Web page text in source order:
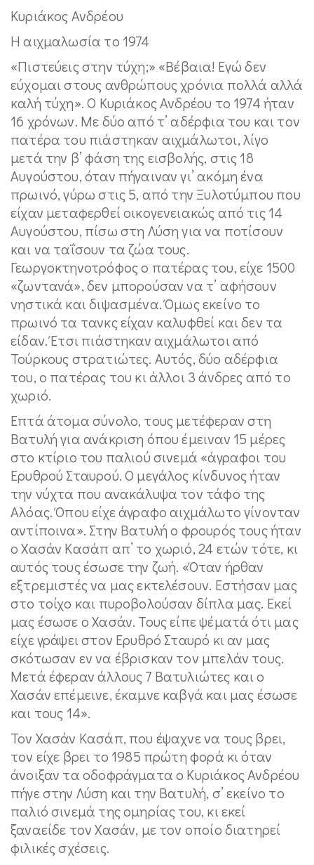
Κυριάκος Ανδρέου
Η αιχμαλωσία το 1974
«Πιστεύεις στην τύχη;» «Βέβαια! Εγώ δεν
εύχομαι στους ανθρώπους χρόνια πολλά αλλά
καλή τύχη». Ο Κυριάκος Ανδρέου το 1974 ήταν
16 χρόνων. Με δύο από τ’ αδέρφια του και τον
πατέρα του πιάστηκαν αιχμάλωτοι, λίγο
μετά την β’ φάση της εισβολής, στις 18
Αυγούστου, όταν πήγαιναν γι’ ακόμη ένα
πρωινό, γύρω στις 5, από την Ξυλοτύμπου που
είχαν μεταφερθεί οικογενειακώς από τις 14
Αυγούστου, πίσω στη Λύση για να ποτίσουν
και να ταΐσουν τα ζώα τους.
Γεωργοκτηνοτρόφος ο πατέρας του, είχε 1500
«ζωντανά», δεν μπορούσαν να τ’ αφήσουν
νηστικά και διψασμένα. Όμως εκείνο το
πρωινό τα τανκς είχαν καλυφθεί και δεν τα
είδαν. Έτσι πιάστηκαν αιχμάλωτοι από
Τούρκους στρατιώτες. Αυτός, δύο αδέρφια
του, ο πατέρας του κι άλλοι 3 άνδρες από το
χωριό.
Επτά άτομα σύνολο, τους μετέφεραν στη
Βατυλή για ανάκριση όπου έμειναν 15 μέρες
στο κτίριο του παλιού σινεμά «άγραφοι του
Ερυθρού Σταυρού. Ο μεγάλος κίνδυνος ήταν
την νύχτα που ανακάλυψα τον τάφο της
Αλόας. Όπου είχε άγραφο αιχμάλωτο γίνονταν
αντίποινα». Στην Βατυλή ο φρουρός τους ήταν
ο Χασάν Κασάπ απ’ το χωριό, 24 ετών τότε, κι
αυτός τους έσωσε την ζωή. «Όταν ήρθαν
εξτρεμιστές να μας εκτελέσουν. Εστήσαν μας
στο τοίχο και πυροβολούσαν δίπλα μας. Εκεί
μας έσωσε ο Χασάν. Τους είπε ψέματά ότι μας
είχε γράψει στον Ερυθρό Σταυρό κι αν μας
σκότωσαν εν να έβρισκαν τον μπελάν τους.
Μετά έφεραν άλλους 7 Βατυλιώτες και ο
Χασάν επέμεινε, έκαμνε καβγά και μας έσωσε
και τους 14».
Τον Χασάν Κασάπ, που έψαχνε να τους βρει,
τον είχε βρει το 1985 πρώτη φορά κι όταν
άνοιξαν τα οδοφράγματα ο Κυριάκος Ανδρέου
πήγε στην Λύση και την Βατυλή, σ’ εκείνο το
παλιό σινεμά της ομηρίας του, κι εκεί
ξαναείδε τον Χασάν, με τον οποίο διατηρεί
φιλικές σχέσεις.